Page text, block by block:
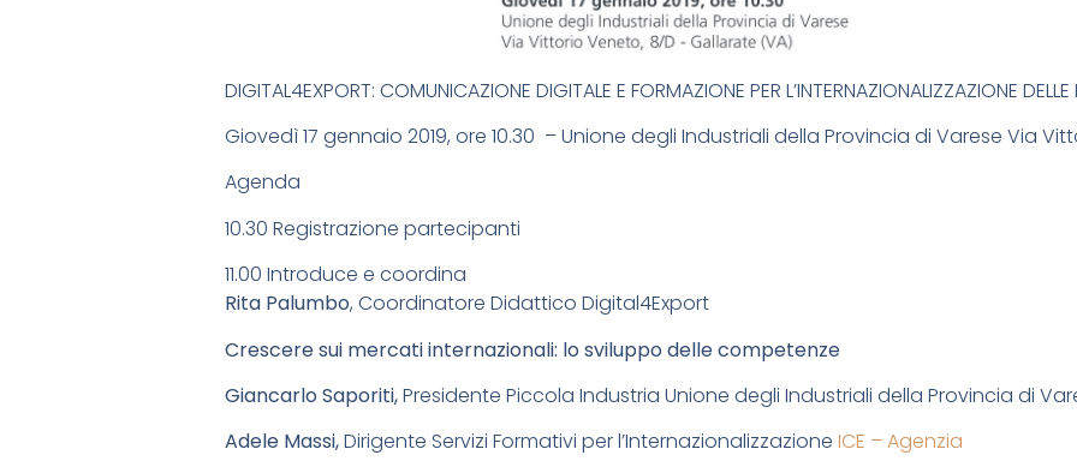
DIGITAL4EXPORT: COMUNICAZIONE DIGITALE E FORMAZIONE PER L’INTERNAZIONALIZZAZIONE DELLE
Giovedì 17 gennaio 2019, ore 10.30 – Unione degli Industriali della Provincia di Varese Via
Agenda
10.30 Registrazione partecipanti
11.00 Introduce e coordina
Rita Palumbo, Coordinatore Didattico Digital4Export
Crescere sui mercati internazionali: lo sviluppo delle competenze
Giancarlo Saporiti,Presidente Piccola Industria Unione degli Industriali della Provincia di
Adele Massi,Dirigente Servizi Formativi per l’Internazionalizzazione ICE – Agenzia